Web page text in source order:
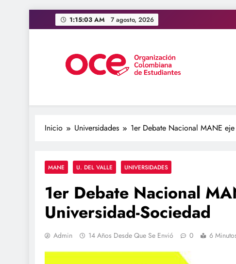
al
1:15:04 AM 7 agosto, 2026
OCE Colombia
Inicio Universidades 1er Debate Nacional MANE
MANE U. DEL VALLE UNIVERSIDADES
1er Debate Nacional
Universidad-Sociedad
Admin 14 Años Desde Que Se Envió 0 6